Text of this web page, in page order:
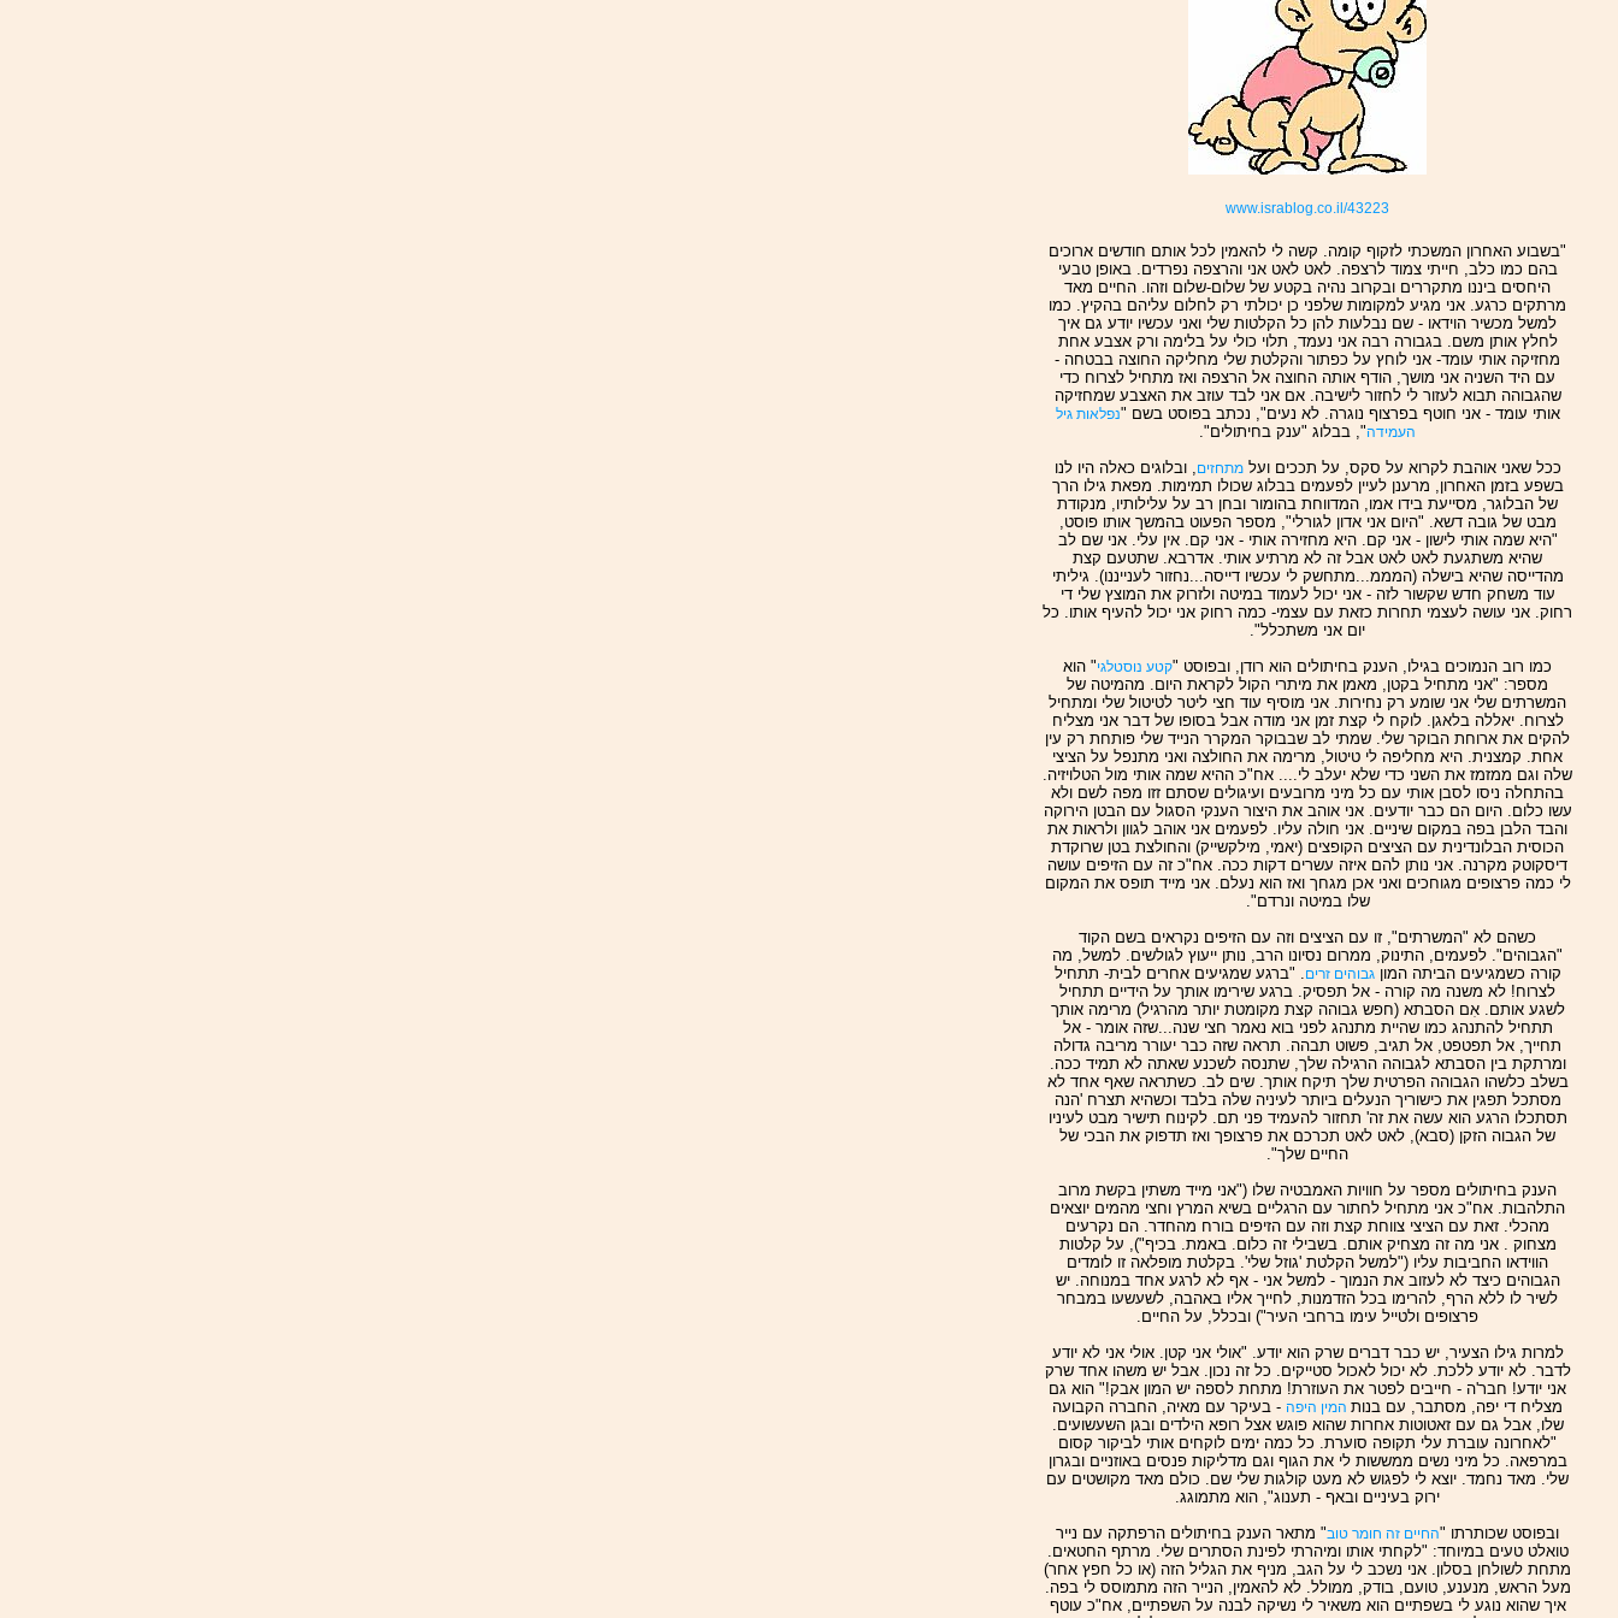
www.israblog.co.il/43223
"בשבוע האחרון המשכתי לזקוף קומה. קשה לי להאמין לכל אותם חודשים ארוכים
בהם כמו כלב, חייתי צמוד לרצפה. לאט לאט אני והרצפה נפרדים. באופן טבעי
היחסים ביננו מתקררים ובקרוב נהיה בקטע של שלום-שלום וזהו. החיים מאד
מרתקים כרגע. אני מגיע למקומות שלפני כן יכולתי רק לחלום עליהם בהקיץ. כמו
למשל מכשיר הוידאו - שם נבלעות להן כל הקלטות שלי ואני עכשיו יודע גם איך
לחלץ אותן משם. בגבורה רבה אני נעמד, תלוי כולי על בלימה ורק אצבע אחת
מחזיקה אותי עומד- אני לוחץ על כפתור והקלטת שלי מחליקה החוצה בבטחה -
עם היד השניה אני מושך, הודף אותה החוצה אל הרצפה ואז מתחיל לצרוח כדי
שהגבוהה תבוא לעזור לי לחזור לישיבה. אם אני לבד עוזב את האצבע שמחזיקה
אותי עומד - אני חוטף בפרצוף נוגרה. לא נעים", נכתב בפוסט בשם "נפלאות גיל
העמידה", בבלוג "ענק בחיתולים".
ככל שאני אוהבת לקרוא על סקס, על תככים ועלמתחזים, ובלוגים כאלה היו לנו
בשפע בזמן האחרון, מרענן לעיין לפעמים בבלוג שכולו תמימות. מפאת גילו הרך
של הבלוגר, מסייעת בידו אמו, המדווחת בהומור ובחן רב על עלילותיו, מנקודת
מבט של גובה דשא. "היום אני אדון לגורלי", מספר הפעוט בהמשך אותו פוסט,
"היא שמה אותי לישון - אני קם. היא מחזירה אותי - אני קם. אין עלי. אני שם לב
שהיא משתגעת לאט לאט אבל זה לא מרתיע אותי. אדרבא. שתטעם קצת
מהדייסה שהיא בישלה (המממ...מתחשק לי עכשיו דייסה...נחזור לענייננו). גיליתי
עוד משחק חדש שקשור לזה - אני יכול לעמוד במיטה ולזרוק את המוצץ שלי די
רחוק. אני עושה לעצמי תחרות כזאת עם עצמי- כמה רחוק אני יכול להעיף אותו. כל
יום אני משתכלל".
כמו רוב הנמוכים בגילו, הענק בחיתולים הוא רודן, ובפוסט "קטע נוסטלגי" הוא
מספר: "אני מתחיל בקטן, מאמן את מיתרי הקול לקראת היום. מהמיטה של
המשרתים שלי אני שומע רק נחירות. אני מוסיף עוד חצי ליטר לטיטול שלי ומתחיל
לצרוח. יאללה בלאגן. לוקח לי קצת זמן אני מודה אבל בסופו של דבר אני מצליח
להקים את ארוחת הבוקר שלי. שמתי לב שבבוקר המקרר הנייד שלי פותחת רק עין
אחת. קמצנית. היא מחליפה לי טיטול, מרימה את החולצה ואני מתנפל על הציצי
שלה וגם ממזמז את השני כדי שלא יעלב לי.... אח"כ ההיא שמה אותי מול הטלויזיה.
בהתחלה ניסו לסבן אותי עם כל מיני מרובעים ועיגולים שסתם זזו מפה לשם ולא
עשו כלום. היום הם כבר יודעים. אני אוהב את היצור הענקי הסגול עם הבטן הירוקה
והבד הלבן בפה במקום שיניים. אני חולה עליו. לפעמים אני אוהב לגוון ולראות את
הכוסית הבלונדינית עם הציצים הקופצים (יאמי, מילקשייק) והחולצת בטן שרוקדת
דיסקוטק מקרנה. אני נותן להם איזה עשרים דקות ככה. אח"כ זה עם הזיפים עושה
לי כמה פרצופים מגוחכים ואני אכן מגחך ואז הוא נעלם. אני מייד תופס את המקום
שלו במיטה ונרדם".
כשהם לא "המשרתים", זו עם הציצים וזה עם הזיפים נקראים בשם הקוד
"הגבוהים". לפעמים, התינוק, ממרום נסיונו הרב, נותן ייעוץ לגולשים. למשל, מה
קורה כשמגיעים הביתה המוןגבוהים זרים. "ברגע שמגיעים אחרים לבית- תתחיל
לצרוח! לא משנה מה קורה - אל תפסיק. ברגע שירימו אותך על הידיים תתחיל
לשגע אותם. אִם הסבתא (חפש גבוהה קצת מקומטת יותר מהרגיל) מרימה אותך
תתחיל להתנהג כמו שהיית מתנהג לפני בוא נאמר חצי שנה...שזה אומר - אל
תחייך, אל תפטפט, אל תגיב, פשוט תבהה. תראה שזה כבר יעורר מריבה גדולה
ומרתקת בין הסבתא לגבוהה הרגילה שלך, שתנסה לשכנע שאתה לא תמיד ככה.
בשלב כלשהו הגבוהה הפרטית שלך תיקח אותך. שים לב. כשתראה שאף אחד לא
מסתכל תפגין את כישוריך הנעלים ביותר לעיניה שלה בלבד וכשהיא תצרח 'הנה
תסתכלו הרגע הוא עשה את זה' תחזור להעמיד פני תם. לקינוח תישיר מבט לעיניו
של הגבוה הזקן (סבא), לאט לאט תכרכם את פרצופך ואז תדפוק את הבכי של
החיים שלך".
הענק בחיתולים מספר על חוויות האמבטיה שלו ("אני מייד משתין בקשת מרוב
התלהבות. אח"כ אני מתחיל לחתור עם הרגליים בשיא המרץ וחצי מהמים יוצאים
מהכלי. זאת עם הציצי צווחת קצת וזה עם הזיפים בורח מהחדר. הם נקרעים
מצחוק . אני מה זה מצחיק אותם. בשבילי זה כלום. באמת. בכיף"), על קלטות
הווידאו החביבות עליו ("למשל הקלטת 'גוזל שלי'. בקלטת מופלאה זו לומדים
הגבוהים כיצד לא לעזוב את הנמוך - למשל אני - אף לא לרגע אחד במנוחה. יש
לשיר לו ללא הרף, להרימו בכל הזדמנות, לחייך אליו באהבה, לשעשעו במבחר
פרצופים ולטייל עימו ברחבי העיר") ובכלל, על החיים.
למרות גילו הצעיר, יש כבר דברים שרק הוא יודע. "אולי אני קטן. אולי אני לא יודע
לדבר. לא יודע ללכת. לא יכול לאכול סטייקים. כל זה נכון. אבל יש משהו אחד שרק
אני יודע! חבר'ה - חייבים לפטר את העוזרת! מתחת לספה יש המון אבק!" הוא גם
מצליח די יפה, מסתבר, עם בנות המין היפה - בעיקר עם מאיה, החברה הקבועה
שלו, אבל גם עם זאטוטות אחרות שהוא פוגש אצל רופא הילדים ובגן השעשועים.
"לאחרונה עוברת עלי תקופה סוערת. כל כמה ימים לוקחים אותי לביקור קסום
במרפאה. כל מיני נשים ממששות לי את הגוף וגם מדליקות פנסים באוזניים ובגרון
שלי. מאד נחמד. יוצא לי לפגוש לא מעט קולגות שלי שם. כולם מאד מקושטים עם
ירוק בעיניים ובאף - תענוג", הוא מתמוגג.
ובפוסט שכותרתו "החיים זה חומר טוב" מתאר הענק בחיתולים הרפתקה עם נייר
טואלט טעים במיוחד: "לקחתי אותו ומיהרתי לפינת הסתרים שלי. מרתף החטאים.
מתחת לשולחן בסלון. אני נשכב לי על הגב, מניף את הגליל הזה (או כל חפץ אחר)
מעל הראש, מנענע, טועם, בודק, ממולל. לא להאמין, הנייר הזה מתמוסס לי בפה.
איך שהוא נוגע לי בשפתיים הוא משאיר לי נשיקה לבנה על השפתיים, אח"כ עוטף